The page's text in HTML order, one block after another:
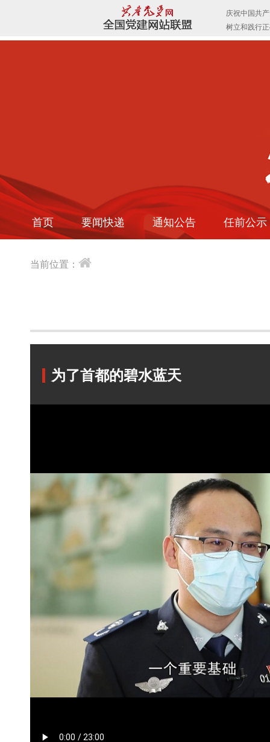
首页 要闻快递 通知公告 任前公示
当前位置：
为了首都的碧水蓝天